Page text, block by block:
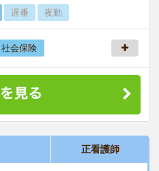
遅番 夜勤
社会保険
正看護師